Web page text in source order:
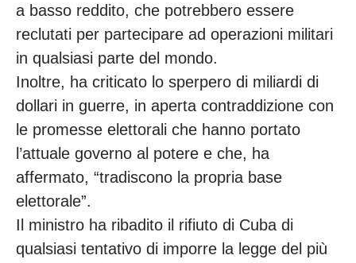
a basso reddito, che potrebbero essere
reclutati per partecipare ad operazioni militari
in qualsiasi parte del mondo.
Inoltre, ha criticato lo sperpero di miliardi di
dollari in guerre, in aperta contraddizione con
le promesse elettorali che hanno portato
l’attuale governo al potere e che, ha
affermato, “tradiscono la propria base
elettorale”.
Il ministro ha ribadito il rifiuto di Cuba di
qualsiasi tentativo di imporre la legge del più